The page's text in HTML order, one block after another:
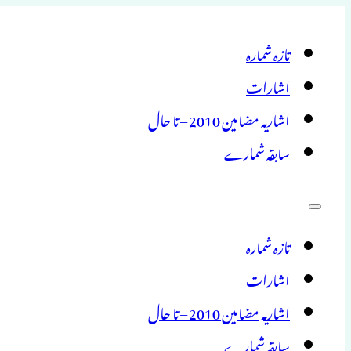
تازہ شمارہ
اشارات
اشاریہ مضامین 2010 – تا حال
سابقہ شمارے
تازہ شمارہ
اشارات
اشاریہ مضامین 2010 – تا حال
سابقہ شمارے